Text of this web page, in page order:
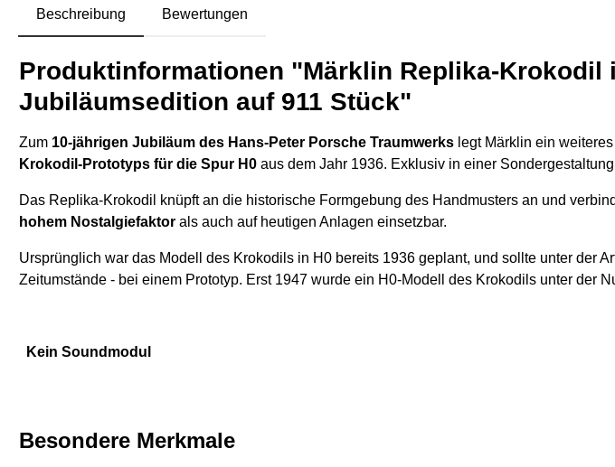
Beschreibung Bewertungen
Produktinformationen "Märklin Replika-Krokodil
Jubiläumsedition auf 911 Stück"
Zum 10-jährigen Jubiläum des Hans-Peter Porsche Traumwerks legt Märklin ein
Krokodil-Prototyps für die Spur H0 aus dem Jahr 1936. Exklusiv in einer
Das Replika-Krokodil knüpft an die historische Formgebung des Handmusters an und
hohem Nostalgiefaktor als auch auf heutigen Anlagen einsetzbar.
Ursprünglich war das Modell des Krokodils in H0 bereits 1936 geplant, und sollte unter der
Zeitumstände - bei einem Prototyp. Erst 1947 wurde ein H0-Modell des Krokodils unter der
Kein Soundmodul
Besondere Merkmale